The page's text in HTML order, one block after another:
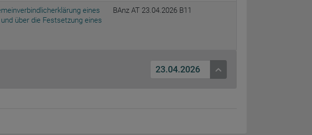
eines
über die Festsetzung eines
BAnz AT 23.04.2026 B11
23.04.2026